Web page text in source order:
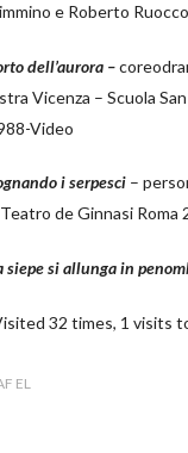
e Roberto
dell’aurora –
Vicenza – Scuola
Video
i serpesci –
de Ginnasi Roma
siepe si allunga in
32 times, 1 visits
EL